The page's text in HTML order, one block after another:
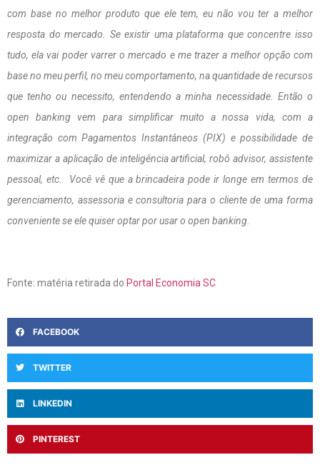
com base no melhor produto que ele tem, eu não vou ter a melhor
resposta do mercado. Se existir uma plataforma que concentre isso
tudo, ela vai poder varrer o mercado e me trazer a melhor opção com
base no meu perfil, no meu comportamento, na quantidade de recursos
que tenho ou necessito, entendendo a minha necessidade. Então o
open banking vem para simplificar muito a nossa vida, com a
integração com Pagamentos Instantâneos (PIX) e possibilidade de
maximizar a aplicação de inteligência artificial, robô advisor, assistente
pessoal, etc. Você vê que a brincadeira pode ir longe em termos de
gerenciamento, assessoria e consultoria para o cliente de uma forma
conveniente se ele quiser optar por usar o open banking.
Fonte: matéria retirada do Portal Economia SC
FACEBOOK
TWITTER
LINKEDIN
PINTEREST